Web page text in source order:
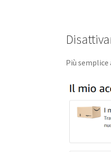
Più semplice